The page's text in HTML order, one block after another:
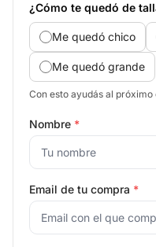
¿Cómo te quedó de
Me quedó chico
Me quedó grande
Con esto ayudás al
Nombre *
Email de tu compra *